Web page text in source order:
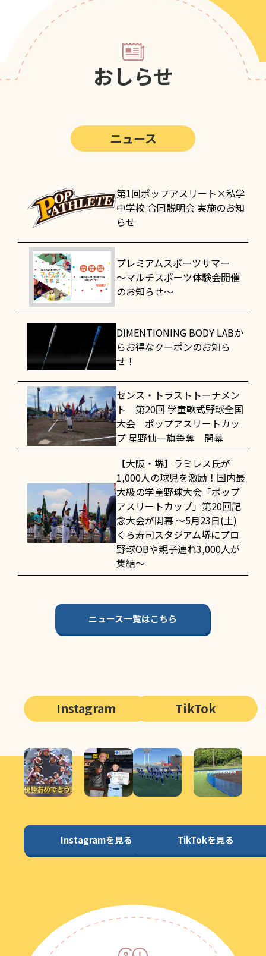
おしらせ
ニュース
第1回ポップアスリート×私学
中学校 合同説明会 実施のお知
らせ
プレミアムスポーツサマー
～マルチスポーツ体験会開催
のお知らせ～
DIMENTIONING BODY LABか
らお得なクーポンのお知ら
せ！
センス・トラストトーナメン
ト 第20回 学童軟式野球全国
大会 ポップアスリートカッ
プ 星野仙一旗争奪 開幕
【大阪・堺】ラミレス氏が
1,000人の球児を激励！国内最
大級の学童野球大会「ポップ
アスリートカップ」第20回記
念大会が開幕 〜5月23日(土)
くら寿司スタジアム堺にプロ
野球OBや親子連れ3,000人が
集結〜
ニュース一覧はこちら
Instagram
Instagramを見る
TikTok
TikTokを見る